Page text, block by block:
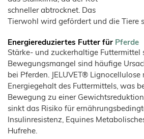
schneller abtrocknet. Das
Tierwohl wird gefördert und die Tiere
Energiereduziertes Futter für Pferde
Stärke- und zuckerhaltige Futtermittel
Bewegungsmangel sind häufige
bei Pferden. JELUVET® Lignocellulose
Energiegehalt des Futtermittels, was
Bewegung zu einer
sinkt das Risiko für
Insulinresistenz, Equines
Hufrehe.